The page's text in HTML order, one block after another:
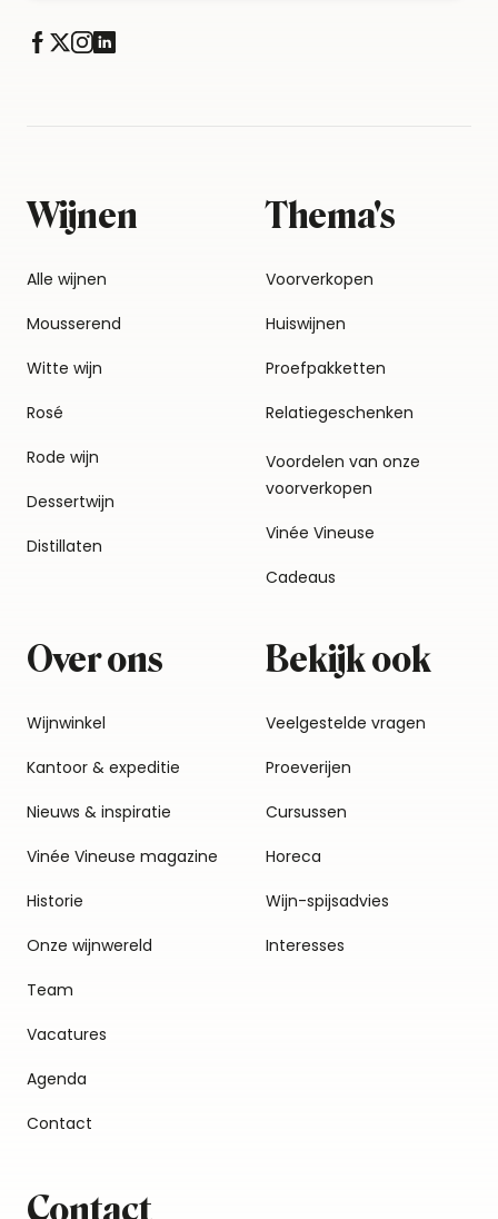
Wijnen
Alle wijnen
Mousserend
Witte wijn
Rosé
Rode wijn
Dessertwijn
Distillaten
Thema's
Voorverkopen
Huiswijnen
Proefpakketten
Relatiegeschenken
Voordelen van onze
voorverkopen
Vinée Vineuse
Cadeaus
Over ons
Wijnwinkel
Kantoor & expeditie
Nieuws & inspiratie
Vinée Vineuse magazine
Historie
Onze wijnwereld
Team
Vacatures
Agenda
Contact
Bekijk ook
Veelgestelde vragen
Proeverijen
Cursussen
Horeca
Wijn-spijsadvies
Interesses
Contact